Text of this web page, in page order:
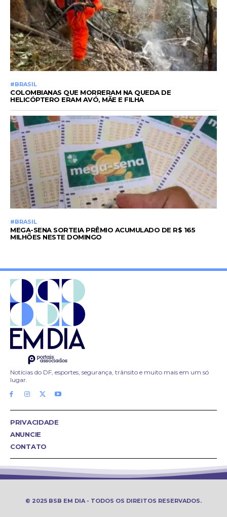
#BRASIL
COLOMBIANAS QUE MORRERAM NA QUEDA DE
HELICÓPTERO ERAM AVÓ, MÃE E FILHA
#BRASIL
MEGA-SENA SORTEIA PRÊMIO ACUMULADO DE R$ 165
MILHÕES NESTE DOMINGO
Notícias do DF, esportes, segurança, trânsito e muito mais em um só
lugar.
PRIVACIDADE
ANUNCIE
CONTATO
© 2025 BSB EM DIA - TODOS OS DIREITOS RESERVADOS.